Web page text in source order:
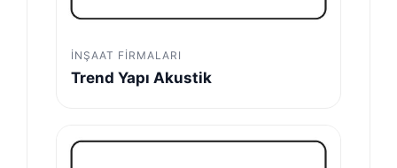
İNŞAAT FIRMALARI
Trend Yapı Akustik